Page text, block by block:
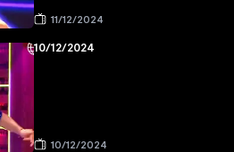
11/12/2024
10/12/2024
10/12/2024